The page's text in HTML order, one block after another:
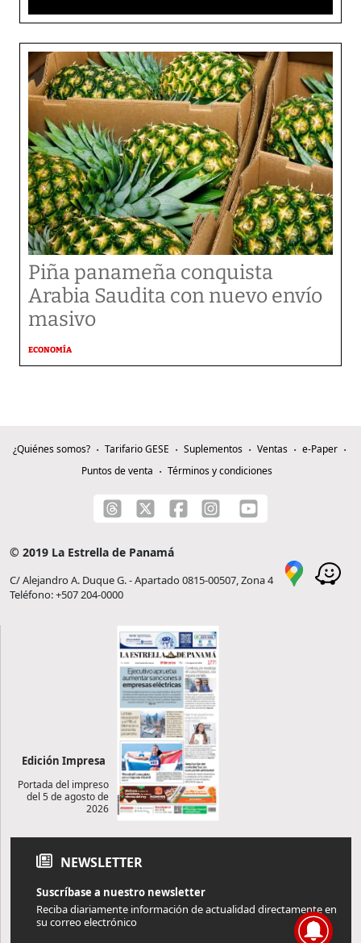
Piña panameña conquista
Arabia Saudita con nuevo envío
masivo
ECONOMÍA
¿Quiénes somos? Tarifario GESE Suplementos Ventas
e-Paper
Puntos de venta
Términos y condiciones
© 2019 La Estrella de Panamá
C/ Alejandro A. Duque G. - Apartado 0815-00507, Zona 4
Teléfono: +507 204-0000
Edición Impresa
Portada del impreso
del 5 de agosto de
2026
NEWSLETTER
Suscríbase a nuestro newsletter
Reciba diariamente información de actualidad directamente en
su correo electrónico